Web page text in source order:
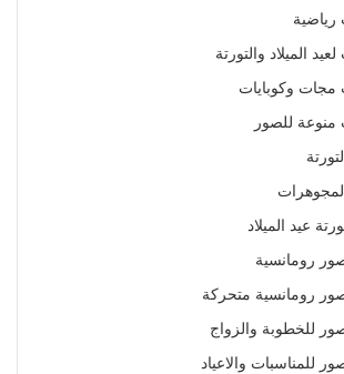
رياضية
الميلاد والتورتة
مجات وكوبايات
للصور
عيد الميلاد
رومانسية
رومانسية متحركة
للخطوبة والزواج
للمناسبات والاعياد